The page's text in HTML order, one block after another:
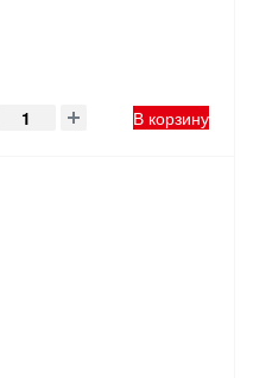
В корзину